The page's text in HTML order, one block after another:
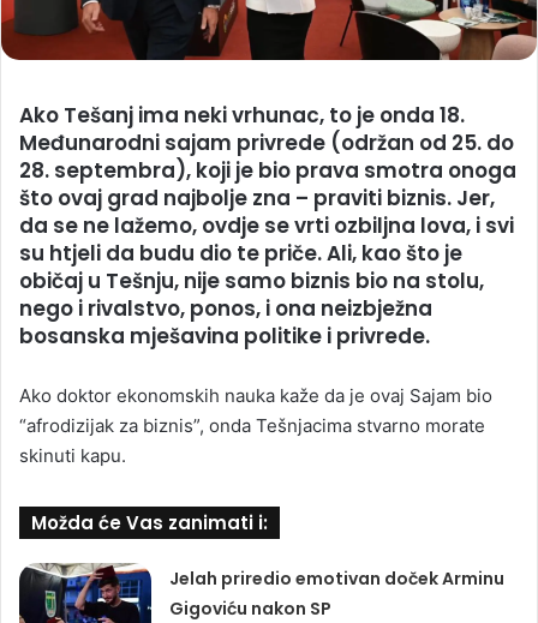
Ako Tešanj ima neki vrhunac, to je onda 18.
Međunarodni sajam privrede (održan od 25. do
28. septembra), koji je bio prava smotra onoga
što ovaj grad najbolje zna – praviti biznis. Jer,
da se ne lažemo, ovdje se vrti ozbiljna lova, i svi
su htjeli da budu dio te priče. Ali, kao što je
običaj u Tešnju, nije samo biznis bio na stolu,
nego i rivalstvo, ponos, i ona neizbježna
bosanska mješavina politike i privrede.
Ako doktor ekonomskih nauka kaže da je ovaj Sajam bio
“afrodizijak za biznis”, onda Tešnjacima stvarno morate
skinuti kapu.
Možda će Vas zanimati i:
Jelah priredio emotivan doček Arminu
Gigoviću nakon SP